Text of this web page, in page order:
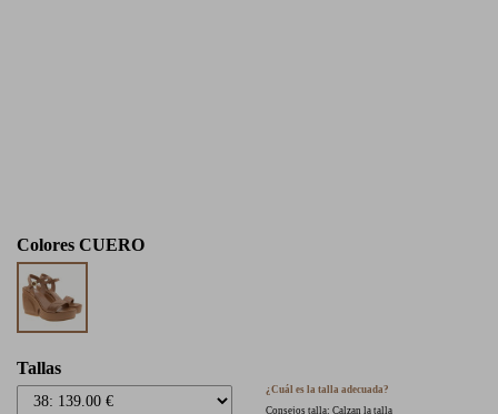
Colores CUERO
Tallas
¿Cuál es la talla adecuada?
Consejos talla: Calzan la talla